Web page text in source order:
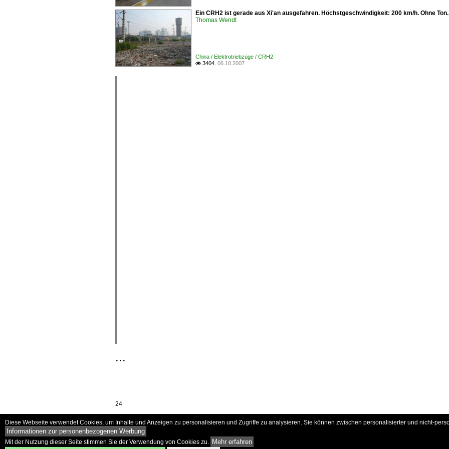
Ein CRH2 ist gerade aus Xi'an ausgefahren. Höchstgeschwindigkeit: 200 km/h. Ohne
Thomas Wendt
China / Elektrotriebzüge / CRH2
 3404. 06.10.2007
...
24
Diese Webseite verwendet Cookies, um Inhalte und Anzeigen zu personalisieren und Zugriffe zu analysieren. Sie können zwischen personalisierter und nicht-
Informationen zur personenbezogenen Werbung
Mit der Nutzung dieser Seite stimmen Sie der Verwendung von Cookies zu. Mehr erfahren